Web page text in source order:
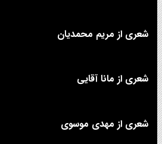
شعری از مریم محمدیان
شعری از مانا آقایی
شعری از مهدی موسوی